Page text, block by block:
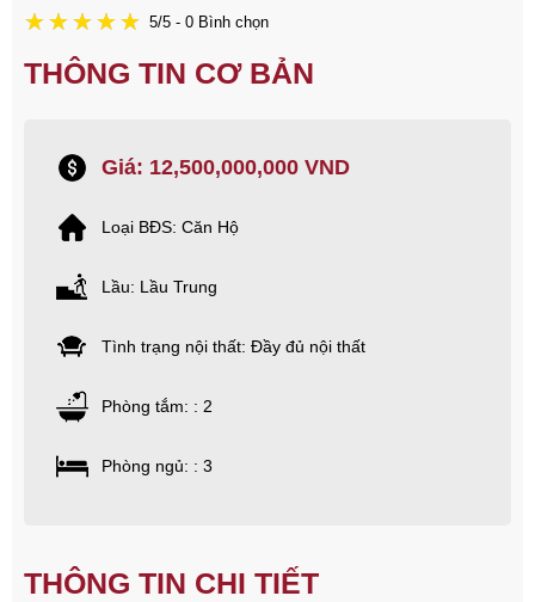
5/5 - 0 Bình chọn
THÔNG TIN CƠ BẢN
Giá: 12,500,000,000 VND
Loại BĐS: Căn Hộ
Lầu: Lầu Trung
Tình trạng nội thất: Đầy đủ nội thất
Phòng tắm: : 2
Phòng ngủ: : 3
THÔNG TIN CHI TIẾT